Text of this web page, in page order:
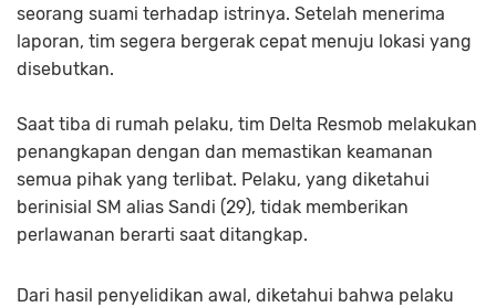
seorang suami terhadap istrinya. Setelah menerima
laporan, tim segera bergerak cepat menuju lokasi yang
disebutkan.
Saat tiba di rumah pelaku, tim Delta Resmob melakukan
penangkapan dengan dan memastikan keamanan
semua pihak yang terlibat. Pelaku, yang diketahui
berinisial SM alias Sandi (29), tidak memberikan
perlawanan berarti saat ditangkap.
Dari hasil penyelidikan awal, diketahui bahwa pelaku